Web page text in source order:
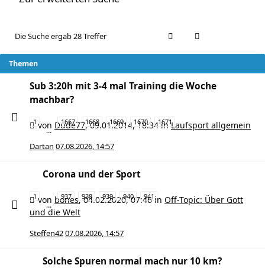
Die Suche ergab 28 Treffer
Themen
Sub 3:20h mit 3-4 mal Training die Woche
machbar?
1
…
1667 1668 1669 1670 1671
von Dude77,09.01.2014, 18:34inLaufsport allgemein
Dartan 07.08.2026, 14:57
Corona und der Sport
1
…
937 938 939 940 941
von bones,04.02.2020, 07:46in Off-Topic: Über Gott
und die Welt
Steffen4207.08.2026, 14:57
Solche Spuren normal mach nur 10 km?